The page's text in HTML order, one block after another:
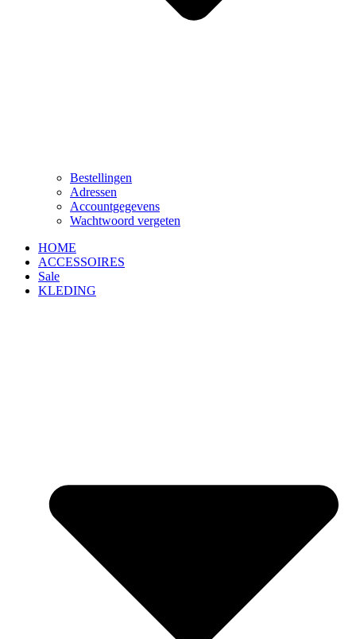
Bestellingen
Adressen
Accountgegevens
Wachtwoord vergeten
HOME
ACCESSOIRES
Sale
KLEDING